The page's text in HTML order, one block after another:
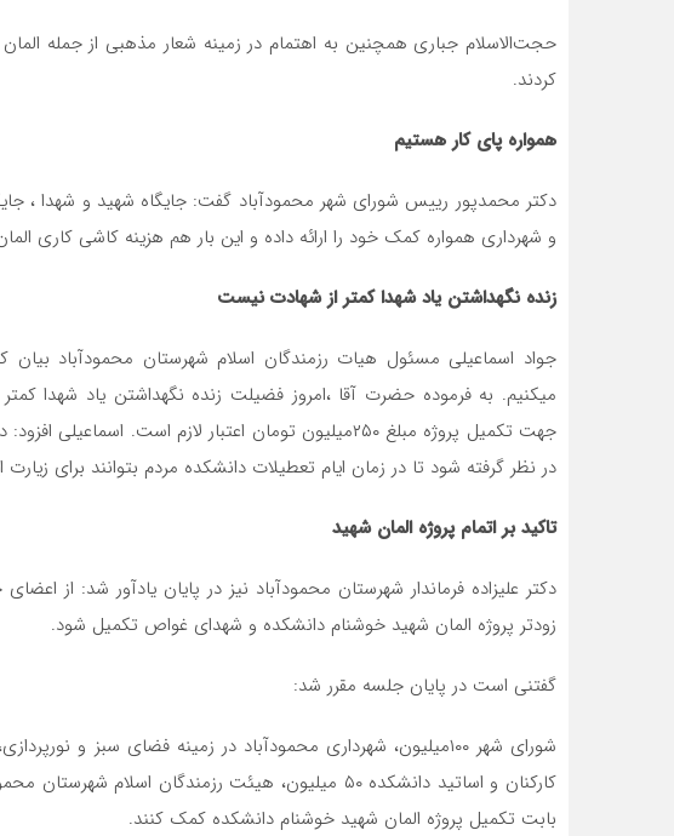
حجت‌الاسلام جباری همچنین به اهتمام در زمینه شعار مذهبی از جمله
کردند.
همواره پای کار هستیم
دکتر محمدپور رییس شورای شهر محمودآباد گفت: جایگاه شهید و شهدا ،
و شهرداری همواره کمک خود را ارائه داده و این بار هم هزینه کاشی کاری
زنده نگهداشتن یاد شهدا کمتر از شهادت نیست
جواد اسماعیلی مسئول هیات رزمندگان اسلام شهرستان محمودآباد
میکنیم. به فرموده حضرت آقا ،امروز فضیلت زنده نگهداشتن یاد شهدا
جهت تکمیل پروژه مبلغ ۲۵۰میلیون تومان اعتبار لازم است.
در نظر گرفته شود تا در زمان ایام تعطیلات دانشکده مردم بتوانند برای
تاکید بر اتمام پروژه المان شهید
دکتر علیزاده فرماندار شهرستان محمودآباد نیز در پایان یادآور شد: از
زودتر پروژه المان شهید خوشنام دانشکده و شهدای غواص تکمیل شود.
گفتنی است در پایان جلسه مقرر شد:
بابت تکمیل پروژه المان شهید خوشنام دانشکده کمک کنند.